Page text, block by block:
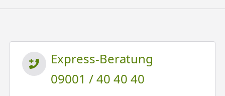
Express-Beratung
09001 / 40 40 40